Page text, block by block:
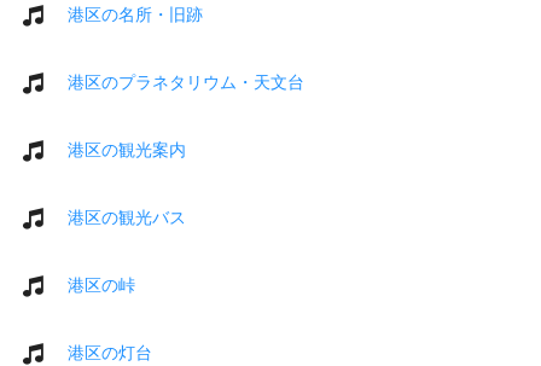
港区の名所・旧跡
港区のプラネタリウム・天文台
港区の観光案内
港区の観光バス
港区の峠
港区の灯台